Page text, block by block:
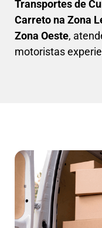
Transportes de
Carreto na Zona
Zona Oeste,
motoristas